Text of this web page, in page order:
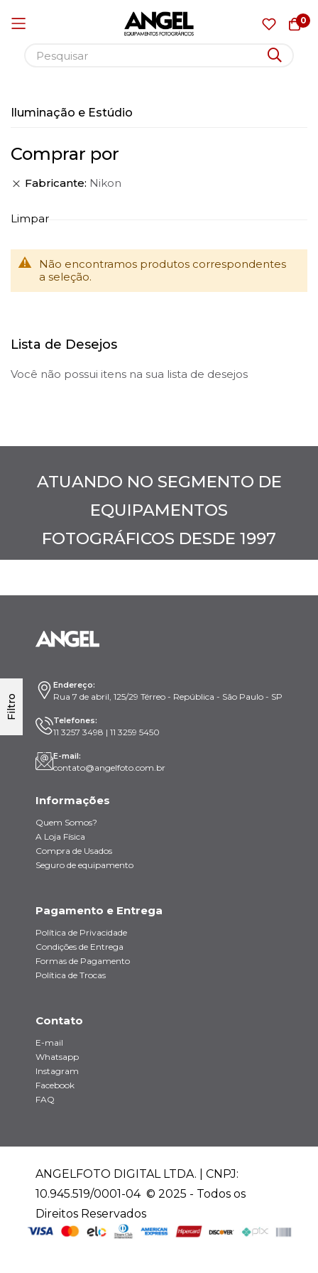
0
para
conteúdo
Iluminação e Estúdio
Não encontramos produtos correspondentes
a seleção.
Filtro
Comprar por
Fabricante Nikon
Limpar
Lista de Desejos
Você não possui itens na sua lista de desejos
ATUANDO NO SEGMENTO DE
EQUIPAMENTOS
FOTOGRÁFICOS DESDE 1997
Endereço:
Rua 7 de abril, 125/29 Térreo - República - São Paulo - SP
Telefones:
11 3257 3498 | 11 3259 5450
E-mail:
contato@angelfoto.com.br
Informações
Quem Somos?
A Loja Física
Compra de Usados
Seguro de equipamento
Pagamento e Entrega
Política de Privacidade
Condições de Entrega
Formas de Pagamento
Política de Trocas
Contato
E-mail
Whatsapp
Instagram
Facebook
FAQ
ANGELFOTO DIGITAL LTDA. | CNPJ:
10.945.519/0001-04 © 2025 - Todos os
Direitos Reservados